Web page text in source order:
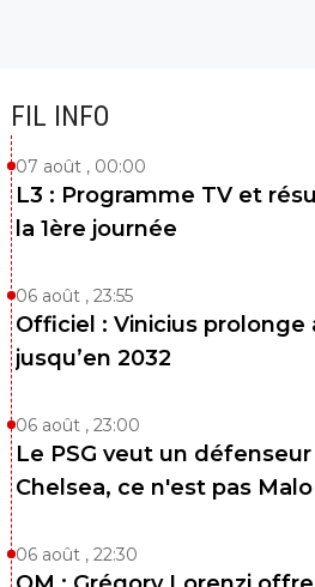
FIL INFO
07 août , 00:00
L3 : Programme TV et
la 1ère journée
06 août , 23:55
Officiel : Vinicius prolonge
jusqu’en 2032
06 août , 23:00
Le PSG veut un
Chelsea, ce n'est pas
06 août , 22:30